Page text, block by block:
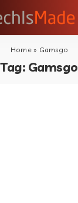
Home» Gamsgo
Tag: Gamsgo